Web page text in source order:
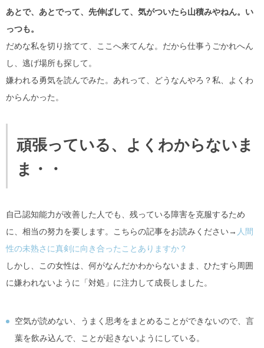
あとで、あとでって、先伸ばして、気がついたら山積みやねん。い
っつも。
だめな私を切り捨てて、ここへ来てんな。だから仕事うごかれへん
し、逃げ場所も探して。
嫌われる勇気を読んでみた。あれって、どうなんやろ？私、よくわ
からんかった。
頑張っている、よくわからないま
ま・・
自己認知能力が改善した人でも、残っている障害を克服するため
に、相当の努力を要します。こちらの記事をお読みください→ 人間
性の未熟さに真剣に向き合ったことありますか？
しかし、この女性は、何がなんだかわからないまま、ひたすら周囲
に嫌われないように「対処」に注力して成長しました。
空気が読めない、うまく思考をまとめることができないので、言
葉を飲み込んで、ことが起きないようにしている。